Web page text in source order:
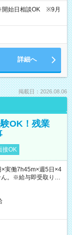
始日相談OK ※9月
詳細へ
掲載日：2026.08.06
OK！残業
接OK
実働7h45m×週5日×4
。※給与即受取りサ